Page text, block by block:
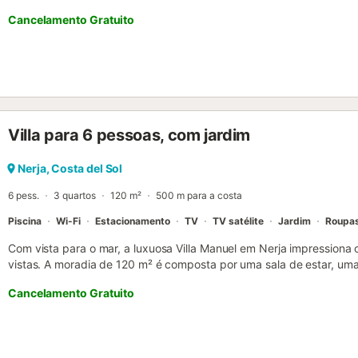
comuns ao ar livre. Não existe qualquer área interior comum com
exclusivo para os hóspedes do Limón Lunero. Como está
hóspedes dos outros apartamentos podem vê-la ao passar pelo
Cancelamento Gratuito
Villa para 6 pessoas, com jardim
Nerja, Costa del Sol
6 pess. 3 quartos 120 m² 500 m para a costa
Piscina Wi-Fi Estacionamento TV TV satélite Jardim
Com vista para o mar, a luxuosa Villa Manuel em Nerja
vistas. A moradia de 120 m² é composta por uma sala de estar,
comodidades adicionais incluem Wi-Fi, ar condicionado (em todos
de lavar roupa. O destaque deste alojamento é a sua área
durante todo o ano), um jardim, mobiliário de jardim, um terraço
exterior. Distância a pé/na estrada até ao restaurante mais
Cancelamento Gratuito